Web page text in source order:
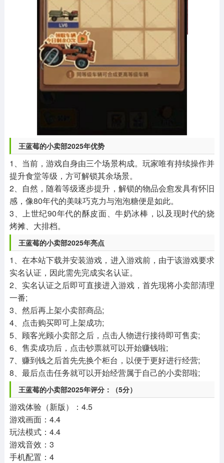
王蓝莓的小卖部2025年优势
1、当前，游戏自身由三个场景构成。玩家唯有持续操作并
提升食堂等级，方可解锁其余场景。
2、自然，随着等级逐步提升，解锁的物品会愈发具有怀旧
感，像80年代的美味巧克力与泡泡糖便是如此。
3、上世纪90年代的酥皮面、牛奶冰棒，以及现时代的烧
烤摊、大排档。
王蓝莓的小卖部2025年亮点
1、在本站下载并安装游戏，进入游戏前，由于该游戏要求
实名认证，因此需先完成实名认证。
2、实名认证之后即可直接进入游戏，首先现将小卖部清理
一番;
3、然后再上架小卖部商品;
4、点击购买即可上架成功;
5、顾客光顾小卖部之后，点击人物进行接待即可售卖;
6、售卖成功后，点击钞票就可以开始赚钱啦;
7、赚到钱之后首先先换个柜台，以便于更好进行经营;
8、最后点击任务就可以开始经营属于自己的小卖部啦;
王蓝莓的小卖部2025年评分：（5分）
游戏体验（新版）：4.5
游戏画面：4.4
玩法模式：4.4
游戏音效：3
手机配置：4